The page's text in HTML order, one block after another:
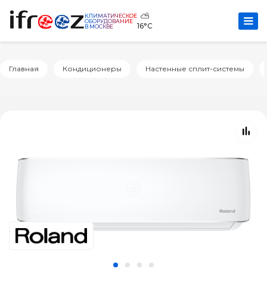
КЛИМАТИЧЕСКОЕ
ОБОРУДОВАНИЕ
В МОСКВЕ
⛅
16°C
Главная Кондиционеры Настенные сплит-системы